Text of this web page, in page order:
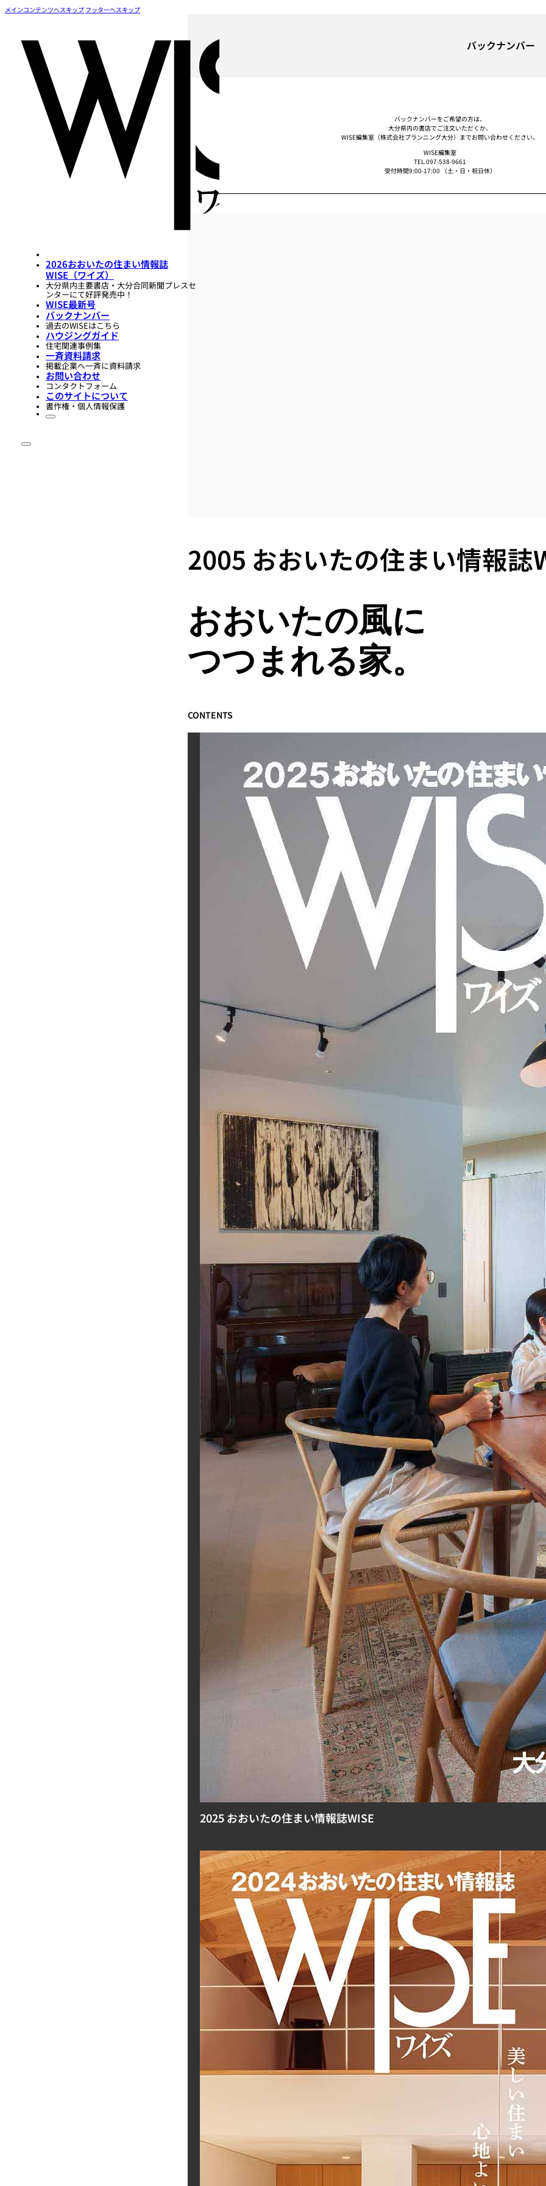
メインコンテンツへスキップ フッターへスキップ
2026おおいたの住まい情報誌
WISE（ワイズ）
大分県内主要書店・大分合同新聞プレスセ
ンターにて好評発売中！
WISE最新号
バックナンバー
過去のWISEはこちら
ハウジングガイド
住宅関連事例集
一斉資料請求
掲載企業へ一斉に資料請求
お問い合わせ
コンタクトフォーム
このサイトについて
書作権・個人情報保護
バックナンバー
バックナンバーをご希望の方は、
大分県内の書店でご注文いただくか、
WISE編集室（株式会社プランニング大分）までお問い合わせください。
WISE編集室
TEL.097-538-9661
受付時間9:00-17:00 （土・日・祝日休）
2005 おおいたの住まい情報誌
おおいたの風に
つつまれる家。
CONTENTS
2025 おおいたの住まい情報誌WISE